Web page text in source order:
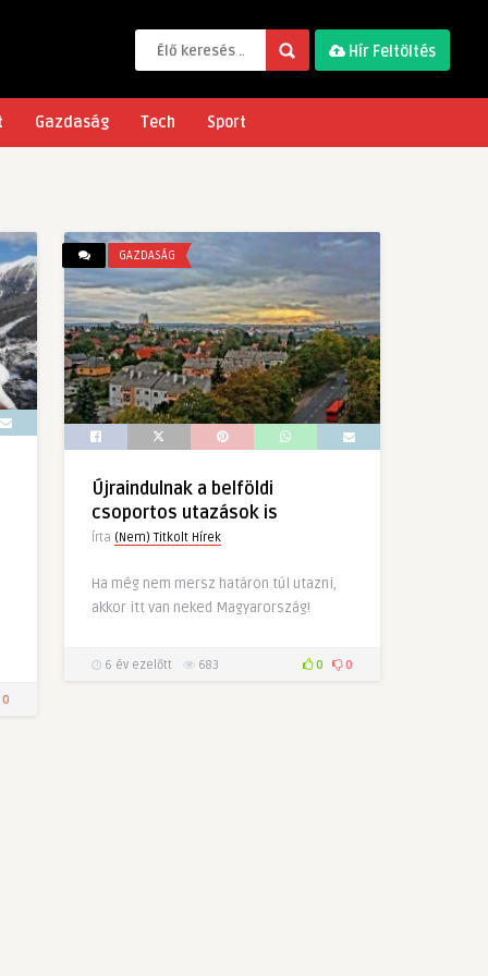
Hír Feltöltés
Gazdaság Tech Sport
0
GAZDASÁG
Újraindulnak a belföldi
csoportos utazások is
Írta (Nem) Titkolt Hírek
Ha még nem mersz határon túl utazni,
akkor itt van neked Magyarország!
6 év ezelőtt 683 0 0